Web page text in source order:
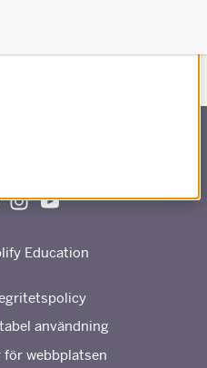
Education
användning
webbplatsen